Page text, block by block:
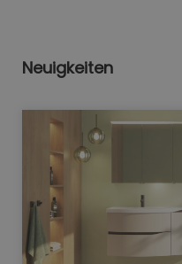
Neuigkeiten